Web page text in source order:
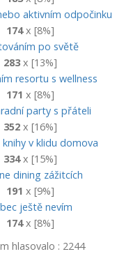
aktivním odpočinku
174x [8%]
po světě
283x [13%]
resortu s wellness
171 x [8%]
party s přáteli
352x [16%]
v klidu domova
334x [15%]
dining zážitcích
191 x [9%]
ještě nevím
174x [8%]
hlasovalo : 2244